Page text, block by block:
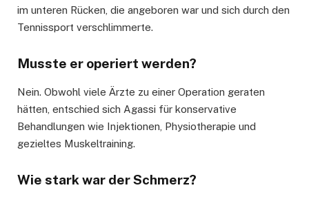
im unteren Rücken, die angeboren war und sich durch den
Tennissport verschlimmerte.
Musste er operiert werden?
Nein. Obwohl viele Ärzte zu einer Operation geraten
hätten, entschied sich Agassi für konservative
Behandlungen wie Injektionen, Physiotherapie und
gezieltes Muskeltraining.
Wie stark war der Schmerz?